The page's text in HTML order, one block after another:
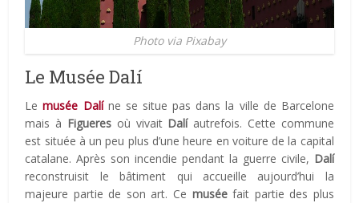
Photo via Pixabay
Le Musée Dalí
Lemusée Dalíne se situe pas dans la ville de Barcelone
mais à Figueresoù vivait Dalíautrefois. Cette commune
est située à un peu plus d’une heure en voiture de la capital
catalane. Après son incendie pendant la guerre civile, Dalí
reconstruisit le bâtiment qui accueille aujourd’hui la
majeure partie de son art. Ce muséefait partie des plus